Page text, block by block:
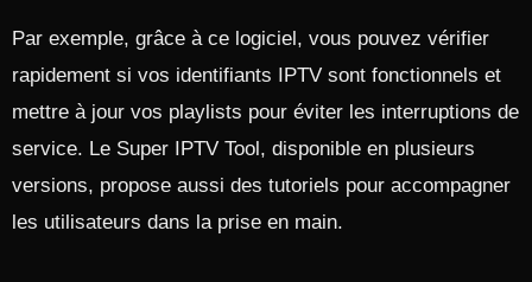
Par exemple, grâce à ce logiciel, vous pouvez vérifier
rapidement si vos identifiants IPTV sont fonctionnels et
mettre à jour vos playlists pour éviter les interruptions de
service. Le Super IPTV Tool, disponible en plusieurs
versions, propose aussi des tutoriels pour accompagner
les utilisateurs dans la prise en main.